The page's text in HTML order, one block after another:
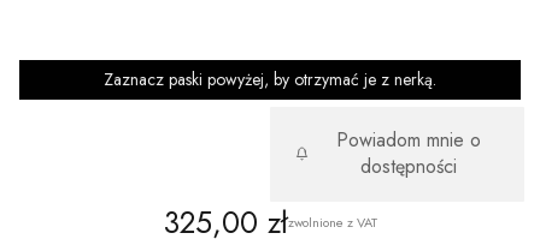
Zaznacz paski powyżej, by otrzymać je z nerką.
Powiadom mnie o
dostępności
Cena
325,00 złzwolnione z VAT